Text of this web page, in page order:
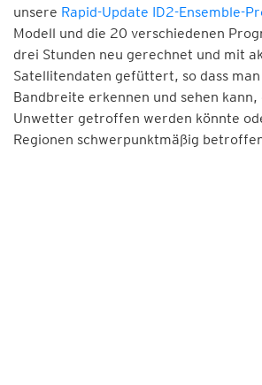
unsere Rapid-Update ID2-Ensemble-
Modell und die 20 verschiedenen
drei Stunden neu gerechnet und mit
Satellitendaten gefüttert, so dass
Bandbreite erkennen und sehen kann,
Unwetter getroffen werden könnte
Regionen schwerpunktmäßig